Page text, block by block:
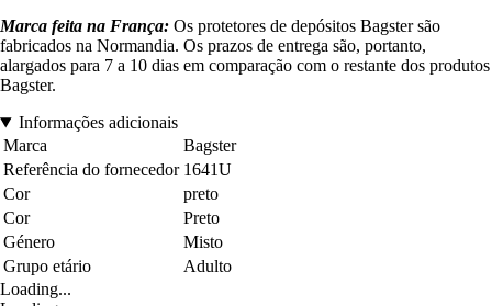
Marca feita na França: Os protetores de depósitos Bagster são
fabricados na Normandia. Os prazos de entrega são, portanto,
alargados para 7 a 10 dias em comparação com o restante dos produtos
Bagster.
Informações adicionais
Marca
Bagster
Referência do fornecedor 1641U
Cor
preto
Cor
Preto
Género
Misto
Grupo etário
Adulto
Loading...